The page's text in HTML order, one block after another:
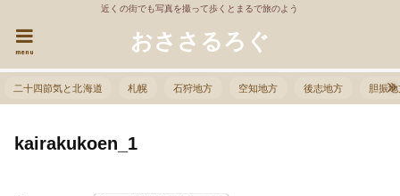
近くの街でも写真を撮って歩くとまるで旅のよう
おささるろぐ
menu
二十四節気と北海道 札幌 石狩地方 空知地方 後志地方 胆振
kairakukoen_1